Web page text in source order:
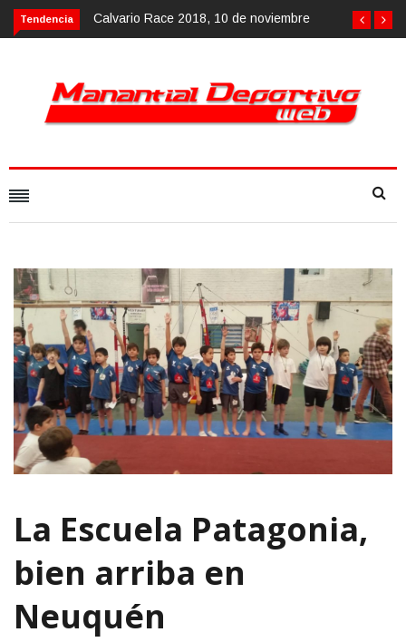
Tendencia Calvario Race 2018, 10 de noviembre
La Escuela Patagonia,
bien arriba en
Neuquén